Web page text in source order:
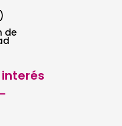
de
interés